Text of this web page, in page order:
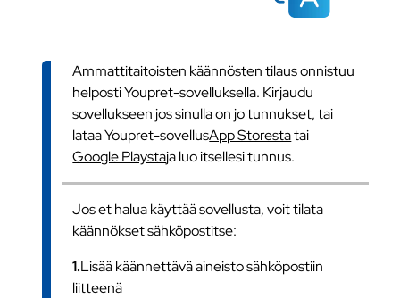
Ammattitaitoisten käännösten tilaus onnistuu
helposti Youpret-sovelluksella. Kirjaudu
sovellukseen jos sinulla on jo tunnukset, tai
lataa Youpret-sovellusApp Storestatai
Google Playstaja luo itsellesi tunnus.
Jos et halua käyttää sovellusta, voit tilata
käännökset sähköpostitse:
1.Lisää käännettävä aineisto sähköpostiin
liitteenä